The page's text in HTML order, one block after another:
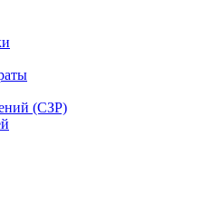
(СЗР)